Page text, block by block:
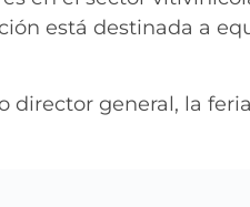
está destinada a
director general, la